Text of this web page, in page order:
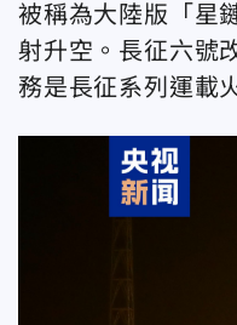
被稱為大陸版「星
射升空。長征六號
務是長征系列運載